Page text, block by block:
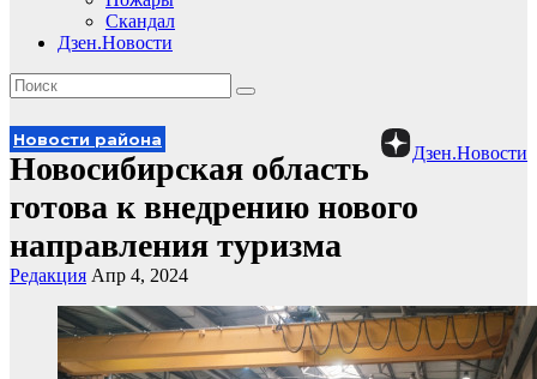
Скандал
Дзен.Новости
Дзен.Новости
Новости района
Новосибирская область
готова к внедрению нового
направления туризма
Редакция Апр 4, 2024